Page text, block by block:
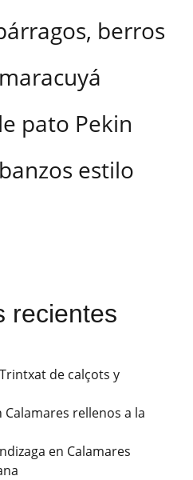
berros
pato Pekin
estilo
recientes
Trintxat de calçots y
Calamares rellenos a la
en Calamares